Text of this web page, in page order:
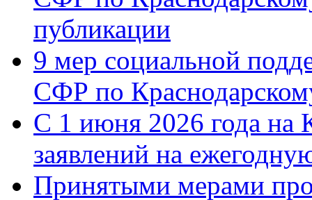
публикации
9 мер социальной
СФР по
С 1 июня 2026 года на
заявлений на
Принятыми мерами